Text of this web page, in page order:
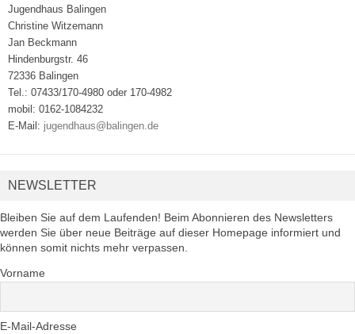
Jugendhaus Balingen
Christine Witzemann
Jan Beckmann
Hindenburgstr. 46
72336 Balingen
Tel.: 07433/170-4980 oder 170-4982
mobil: 0162-1084232
E-Mail: jugendhaus@balingen.de
NEWSLETTER
Bleiben Sie auf dem Laufenden! Beim Abonnieren des Newsletters
werden Sie über neue Beiträge auf dieser Homepage informiert und
können somit nichts mehr verpassen.
Vorname
E-Mail-Adresse